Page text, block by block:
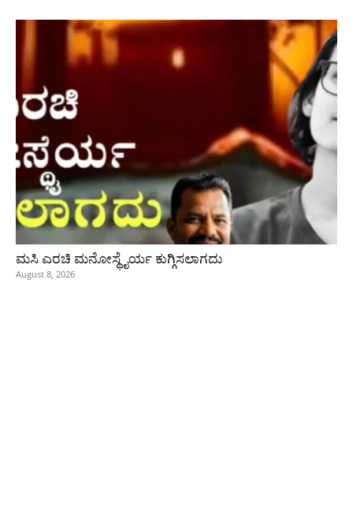
ಮಸಿ ಎರಚಿ ಮನೋಸ್ಥೈರ್ಯ ಕುಗ್ಗಿಸಲಾಗದು
August 8, 2026